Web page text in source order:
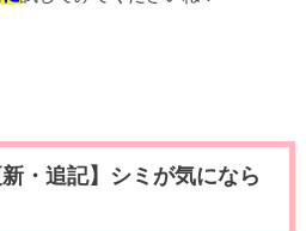
・追記】シミが気になら